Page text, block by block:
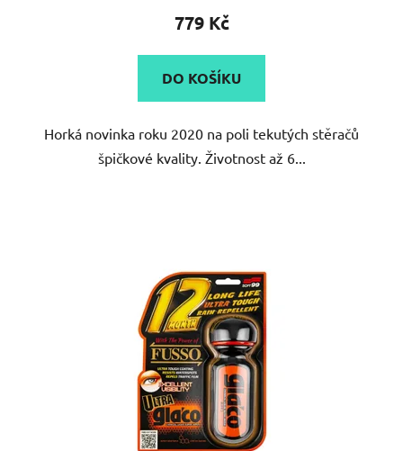
produktu
5,0
z
hvězdiček.
779 Kč
DO KOŠÍKU
Horká novinka roku 2020 na poli tekutých stěračů
špičkové kvality. Životnost až 6...